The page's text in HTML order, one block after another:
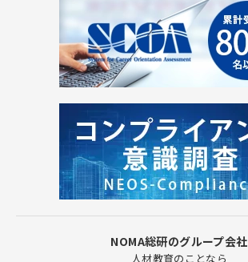
NOMA総研のグループ会社
人材教育のことなら